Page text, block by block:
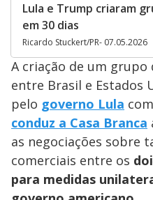
Lula e Trump criaram
em 30 dias
Ricardo Stuckert/PR- 07.05.2026
A criação de um
entre Brasil e Estados
pelo governo Lula
conduz a Casa Branca
as negociações sobre
comerciais entre os
para medidas